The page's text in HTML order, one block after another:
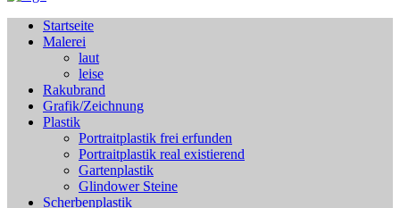
Startseite
Malerei
laut
leise
Rakubrand
Grafik/Zeichnung
Plastik
Portraitplastik frei erfunden
Portraitplastik real existierend
Gartenplastik
Glindower Steine
Scherbenplastik